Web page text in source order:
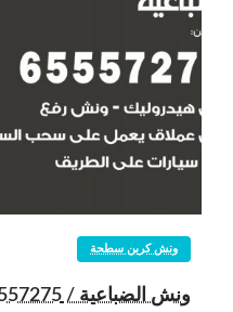
ونش كرين سطحة